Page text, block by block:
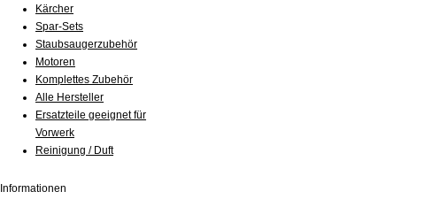
Kärcher
Spar-Sets
Staubsaugerzubehör
Motoren
Komplettes Zubehör
Alle Hersteller
Ersatzteile geeignet für
Vorwerk
Reinigung / Duft
Informationen